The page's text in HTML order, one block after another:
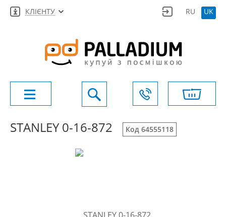
КЛІЄНТУ RU UK
STANLEY 0-16-872 Код 64555118